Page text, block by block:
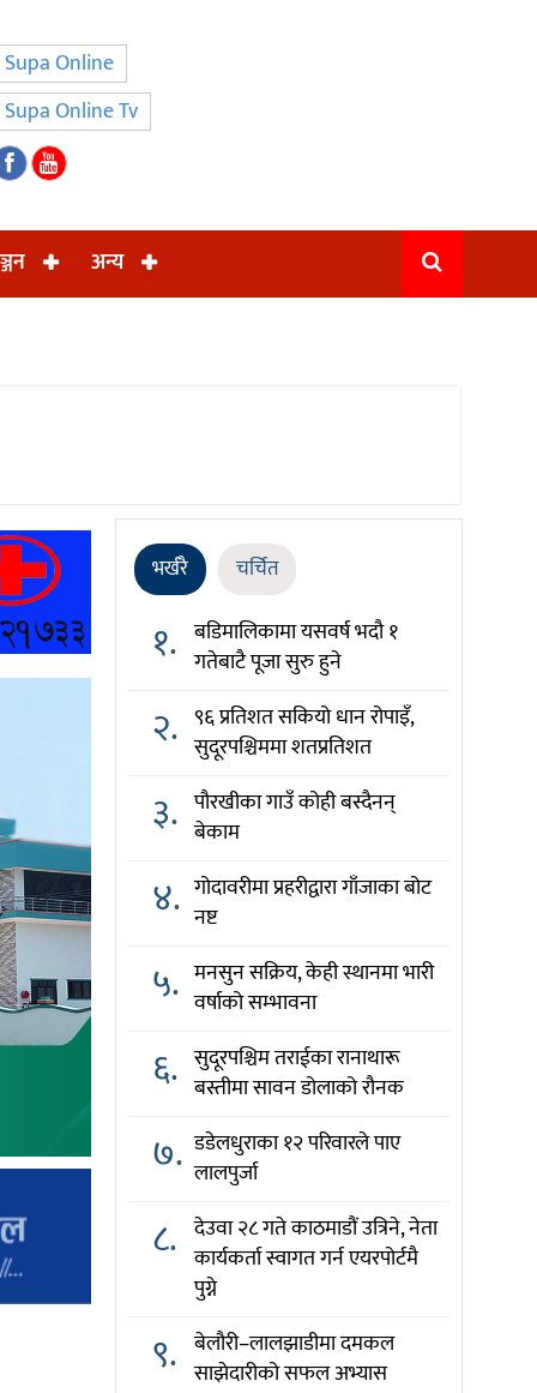
Supa Online
Supa Online Tv
अन्य
भर्खरै चर्चित
१. बडिमालिकामा यसवर्ष भदौ १
गतेबाटै पूजा सुरु हुने
२. ९६ प्रतिशत सकियो धान रोपाइँ,
सुदूरपश्चिममा शतप्रतिशत
३. पौरखीका गाउँ कोही बस्दैनन्
बेकाम
४. गोदावरीमा प्रहरीद्वारा गाँजाका बोट
नष्ट
५. मनसुन सक्रिय, केही स्थानमा भारी
वर्षाको सम्भावना
६. सुदूरपश्चिम तराईका रानाथारू
बस्तीमा सावन डोलाको रौनक
७. डडेलधुराका १२ परिवारले पाए
लालपुर्जा
८. देउवा २८ गते काठमाडौं उत्रिने, नेता
कार्यकर्ता स्वागत गर्न एयरपोर्टमै
पुग्ने
९. बेलौरी–लालझाडीमा दमकल
साझेदारीको सफल अभ्यास